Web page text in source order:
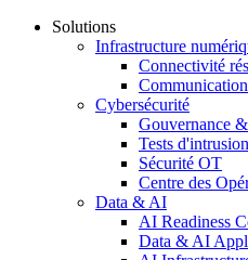
Solutions
Infrastructure
Connectivité
Communication
Cybersécurité
Gouvernance
Tests d'intrusion
Sécurité OT
Centre des
Data & AI
AI Readiness
Data & AI